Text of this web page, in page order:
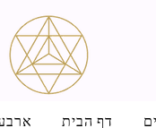
דף הבית